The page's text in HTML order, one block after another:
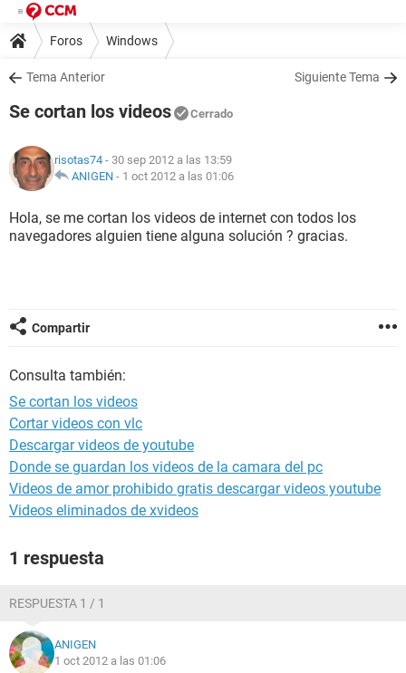
Foros Windows
Tema Anterior Siguiente Tema
Se cortan los videos Cerrado
risotas74 - 30 sep 2012 a las 13:59
ANIGEN - 1 oct 2012 a las 01:06
Hola, se me cortan los videos de internet con todos los
navegadores alguien tiene alguna solución ? gracias.
Compartir
Consulta también:
Se cortan los videos
Cortar videos con vlc
Descargar videos de youtube
Donde se guardan los videos de la camara del pc
Videos de amor prohibido gratis descargar videos youtube
Videos eliminados de xvideos
1 respuesta
RESPUESTA 1 / 1
ANIGEN
1 oct 2012 a las 01:06